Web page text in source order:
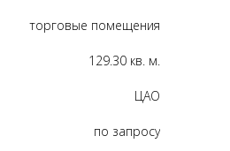
торговые помещения
129.30 кв. м.
ЦАО
по запросу